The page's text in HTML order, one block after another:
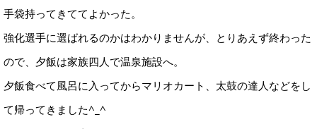
手袋持ってきててよかった。
強化選手に選ばれるのかはわかりませんが、とりあえず終わった
ので、夕飯は家族四人で温泉施設へ。
夕飯食べて風呂に入ってからマリオカート、太鼓の達人などをし
て帰ってきました^_^